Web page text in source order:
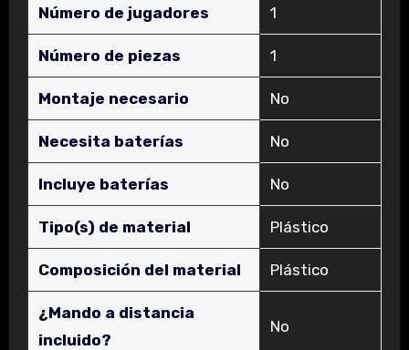
Número de jugadores ‎1
Número de piezas ‎1
Montaje necesario ‎No
Necesita baterías ‎No
Incluye baterías ‎No
Tipo(s) de material ‎Plástico
Composición del material ‎Plástico
¿Mando a distancia
incluido?
‎No